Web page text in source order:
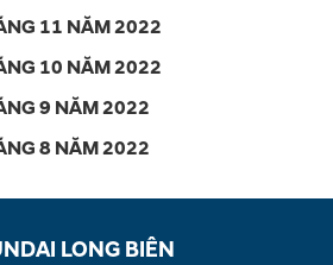
11 NĂM 2022
10 NĂM 2022
9 NĂM 2022
8 NĂM 2022
LONG BIÊN